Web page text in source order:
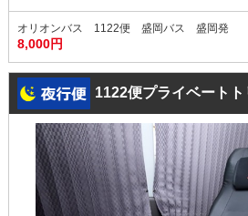
オリオンバス 1122便 盛岡バス 盛岡発
8,000円
1122便プライベートト